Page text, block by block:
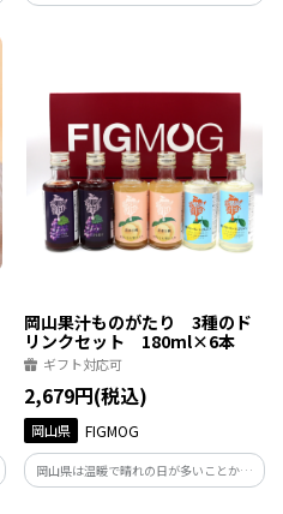
瀬戸内の搾りたて生乳と新鮮な果実が織
岡山果汁ものがたり 3種のド
リンクセット 180ml×6本
ギフト対応可
2,679円(税込)
岡山県 FIGMOG
岡山県は温暖で晴れの日が多いことから
『晴れの国』と呼ばれ、豊かな果物が育